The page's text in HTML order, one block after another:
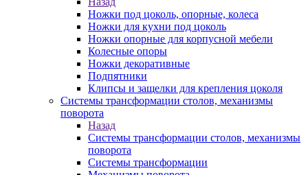
Ножки под цоколь, опорные, колеса
Ножки для кухни под цоколь
Ножки опорные для корпусной мебели
Колесные опоры
Ножки декоративные
Подпятники
Клипсы и защелки для крепления цоколя
Системы трансформации столов, механизмы
поворота
Назад
Системы трансформации столов, механизмы
поворота
Системы трансформации